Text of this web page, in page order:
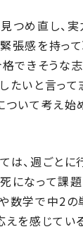
つめ直し、実
張感を持っ
できそうな
たいと言っ
ついて考え始
、週ごとに
になって課題
数学で中2
を感じてい